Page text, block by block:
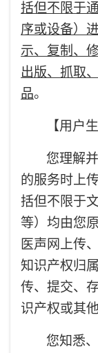
括但不限于
序或设备）
示、复制、
出版、抓取
品。
【用户
您理解
的服务时上
括但不限于
等）均由您
医声网上传
知识产权归
传、提交、
识产权或其
您知悉